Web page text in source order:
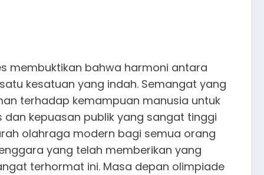
membuktikan bahwa harmoni antara
kesatuan yang indah. Semangat yang
terhadap kemampuan manusia untuk
kepuasan publik yang sangat tinggi
olahraga modern bagi semua orang
yang telah memberikan yang
terhormat ini. Masa depan olimpiade